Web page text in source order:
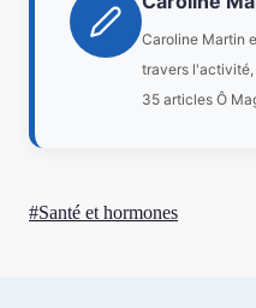
Caroline Martin
travers l'activité,
35 articles Ô
Étiquettes
#Santé et hormones